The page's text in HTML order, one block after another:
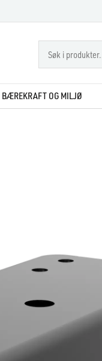
BÆREKRAFT OG MILJØ